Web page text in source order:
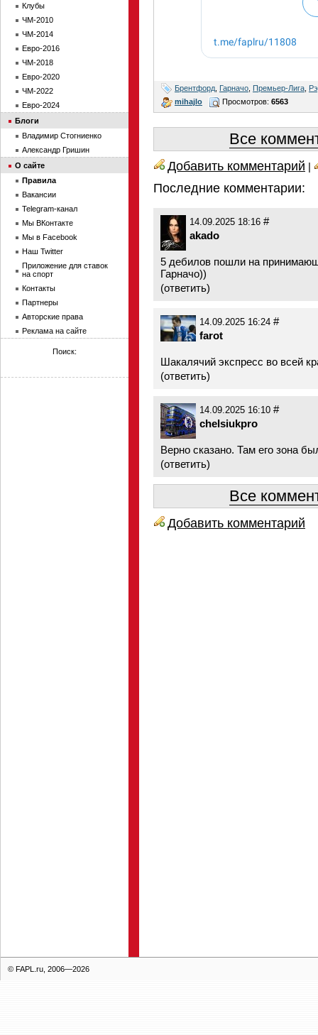
Брентфорд Гарначо Премьер-Лига
mihajlo
Просмотров: 6563
Все
Добавить комментарий |
Последние комментарии:
14.09.2025 18:16 #
akado
5 дебилов пошли на
Гарначо))
(ответить)
14.09.2025 16:24 #
farot
Шакалячий экспресс во всей
(ответить)
14.09.2025 16:10 #
chelsiukpro
Верно сказано. Там его зона
(ответить)
Все
Добавить комментарий
Клубы
ЧМ-2010
ЧМ-2014
Евро-2016
ЧМ-2018
Евро-2020
ЧМ-2022
Евро-2024
Блоги
Владимир Стогниенко
Александр Гришин
О сайте
Правила
Вакансии
Telegram-канал
Мы ВКонтакте
Мы в Facebook
Наш Twitter
Приложение для ставок
на спорт
Контакты
Партнеры
Авторские права
Реклама на сайте
Поиск:
© FAPL.ru, 2006—2026